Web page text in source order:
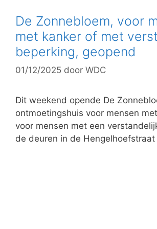
g
r
i
e
De Zonnebloem, voor
met kanker of met
beperking, geopend
01/12/2025 door WDC
Dit weekend opende De
ontmoetingshuis voor mensen
voor mensen met een
de deuren in de Hengelhoefstraat